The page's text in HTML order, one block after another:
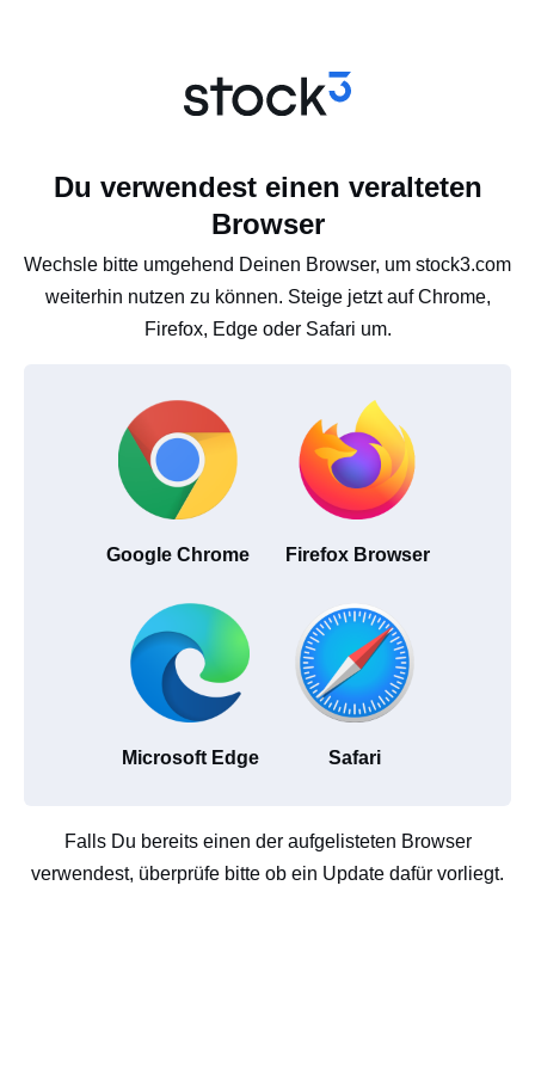
Du verwendest einen veralteten
Browser
Wechsle bitte umgehend Deinen Browser, um stock3.com
weiterhin nutzen zu können. Steige jetzt auf Chrome,
Firefox, Edge oder Safari um.
Google Chrome Firefox Browser
Microsoft Edge Safari
Falls Du bereits einen der aufgelisteten Browser
verwendest, überprüfe bitte ob ein Update dafür vorliegt.